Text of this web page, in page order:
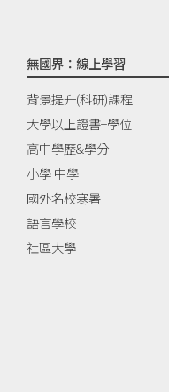
無國界：線上學習
背景提升(科研)課程
大學以上證書+學位
高中學歷&學分
小學 中學
國外名校寒暑
語言學校
社區大學